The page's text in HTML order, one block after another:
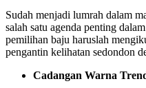
Sudah menjadi lumrah dalam
salah satu agenda penting
pemilihan baju haruslah
pengantin kelihatan sedondon
Cadangan Warna